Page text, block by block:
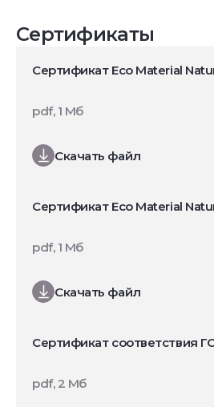
Сертификаты
Сертификат Eco Material
Скачать файл
pdf, 1 Мб
Сертификат Eco Material
Скачать файл
pdf, 1 Мб
Сертификат соответствия
pdf, 2 Мб